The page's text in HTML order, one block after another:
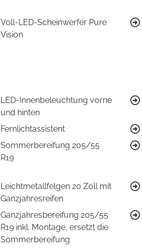
Voll-LED-Scheinwerfer Pure
Vision
LED-Innenbeleuchtung vorne
und hinten
Fernlichtassistent
Sommerbereifung 205/55
R19
Leichtmetallfelgen 20 Zoll mit
Ganzjahresreifen
Ganzjahresbereifung 205/55
R19 inkl. Montage, ersetzt die
Sommerbereifung